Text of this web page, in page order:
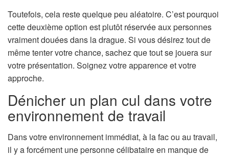
Toutefois, cela reste quelque peu aléatoire. C’est pourquoi
cette deuxième option est plutôt réservée aux personnes
vraiment douées dans la drague. Si vous désirez tout de
même tenter votre chance, sachez que tout se jouera sur
votre présentation. Soignez votre apparence et votre
approche.
Dénicher un plan cul dans votre
environnement de travail
Dans votre environnement immédiat, à la fac ou au travail,
il y a forcément une personne célibataire en manque de